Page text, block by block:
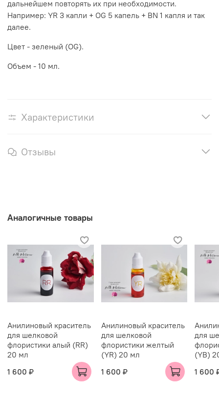
дальнейшем повторять их при необходимости.
Например: YR 3 капли + OG 5 капель + BN 1 капля и так
далее.
Цвет - зеленый (OG).
Объем - 10 мл.
Характеристики
Отзывы
Аналогичные товары
Анилиновый краситель
для шелковой
флористики алый (RR)
20 мл
1 600 ₽
Анилиновый краситель
для шелковой
флористики желтый
(YR) 20 мл
1 600 ₽
для
(YB)
1 600